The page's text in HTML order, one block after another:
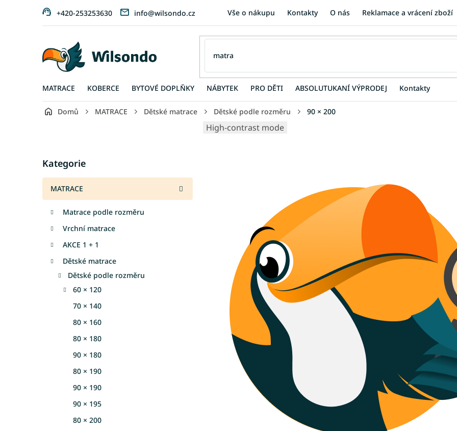
+420-253253630 info@wilsondo.cz Vše o nákupu Kontakty O nás Reklamace a vrácení zboží
MATRACE KOBERCE BYTOVÉ DOPLŇKY NÁBYTEK PRO DĚTI ABSOLUTUKANÍ VÝPRODEJ Kontakty
Domů MATRACE Dětské matrace Dětské podle rozměru 90 × 200
t
r
a
kategorie
Kategorie
MATRACE
Matrace podle rozměru
Vrchní matrace
AKCE 1 + 1
Dětské matrace
Dětské podle rozměru
60 × 120
70 × 140
80 × 160
80 × 180
90 × 180
80 × 190
90 × 190
90 × 195
80 × 200
High-contrast mode